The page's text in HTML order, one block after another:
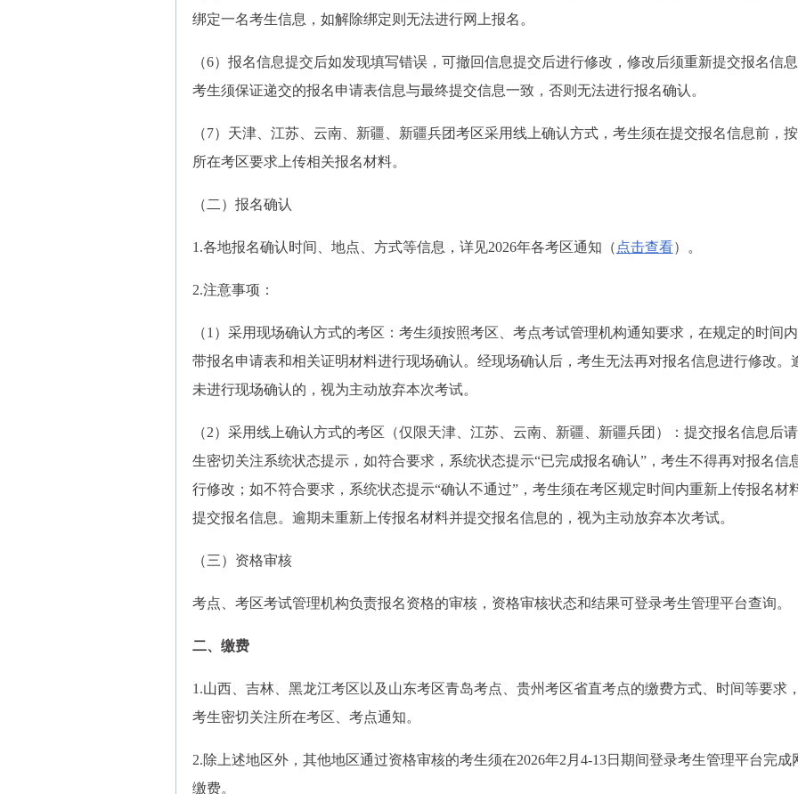
绑定一名考生信息，如解除绑定则无法进行网上报名。
（6）报名信息提交后如发现填写错误，可撤回信息提交后进行修改，修改后须重新提交报名信
考生须保证递交的报名申请表信息与最终提交信息一致，否则无法进行报名确认。
（7）天津、江苏、云南、新疆、新疆兵团考区采用线上确认方式，考生须在提交报名信息前，
所在考区要求上传相关报名材料。
（二）报名确认
1.各地报名确认时间、地点、方式等信息，详见2026年各考区通知（ 点击查看）。
2.注意事项：
（1）采用现场确认方式的考区：考生须按照考区、考点考试管理机构通知要求，在规定的时间
带报名申请表和相关证明材料进行现场确认。经现场确认后，考生无法再对报名信息进行修改。
未进行现场确认的，视为主动放弃本次考试。
（2）采用线上确认方式的考区（仅限天津、江苏、云南、新疆、新疆兵团）：提交报名信息后
生密切关注系统状态提示，如符合要求，系统状态提示“已完成报名确认”，考生不得再对报名信
行修改；如不符合要求，系统状态提示“确认不通过”，考生须在考区规定时间内重新上传报名材
提交报名信息。逾期未重新上传报名材料并提交报名信息的，视为主动放弃本次考试。
（三）资格审核
考点、考区考试管理机构负责报名资格的审核，资格审核状态和结果可登录考生管理平台查询。
二、缴费
1.山西、吉林、黑龙江考区以及山东考区青岛考点、贵州考区省直考点的缴费方式、时间等要求
考生密切关注所在考区、考点通知。
2.除上述地区外，其他地区通过资格审核的考生须在2026年2月4-13日期间登录考生管理平台完成
缴费。